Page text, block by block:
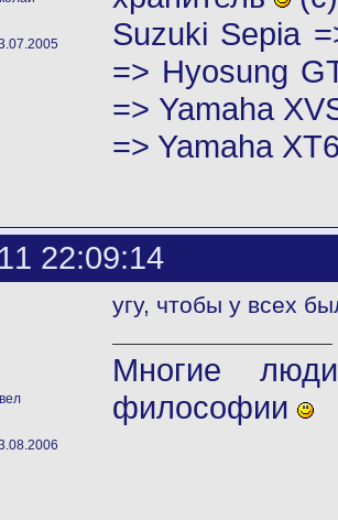
Suzuki Sepia
=> Hyosung
=> Yamaha
=> Yamaha
22:09:14
угу, чтобы у всех
Многие
философии